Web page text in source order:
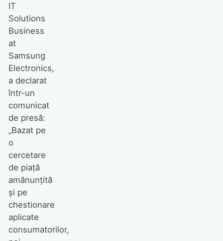
IT
Solutions
Business
at
Samsung
Electronics,
a declarat
într-un
comunicat
de presă:
„Bazat pe
o
cercetare
de piaţă
amănunţită
şi pe
chestionare
aplicate
consumatorilor,